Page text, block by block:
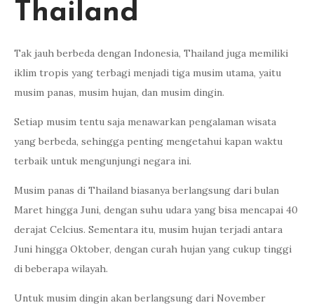
Thailand
Tak jauh berbeda dengan Indonesia, Thailand juga memiliki
iklim tropis yang terbagi menjadi tiga musim utama, yaitu
musim panas, musim hujan, dan musim dingin.
Setiap musim tentu saja menawarkan pengalaman wisata
yang berbeda, sehingga penting mengetahui kapan waktu
terbaik untuk mengunjungi negara ini.
Musim panas di Thailand biasanya berlangsung dari bulan
Maret hingga Juni, dengan suhu udara yang bisa mencapai 40
derajat Celcius. Sementara itu, musim hujan terjadi antara
Juni hingga Oktober, dengan curah hujan yang cukup tinggi
di beberapa wilayah.
Untuk musim dingin akan berlangsung dari November